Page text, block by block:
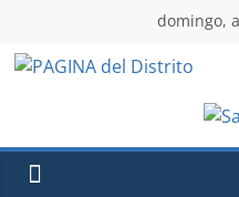
domingo,